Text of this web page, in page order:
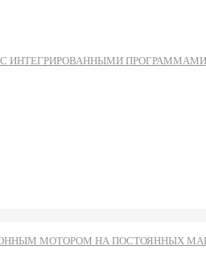
ИНТЕГРИРОВАННЫМИ ПРОГРАММАМИ
МОТОРОМ НА ПОСТОЯННЫХ